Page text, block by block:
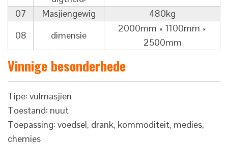
07
Masjiengewig
480kg
08
dimensie
2000mm × 1100mm ×
2500mm
Vinnige besonderhede
Tipe: vulmasjien
Toestand: nuut
Toepassing: voedsel, drank, kommoditeit, medies,
chemies